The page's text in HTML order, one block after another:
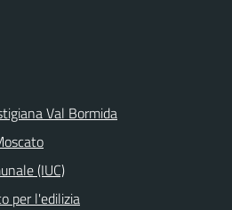
Val Bormida
(IUC)
per l'edilizia